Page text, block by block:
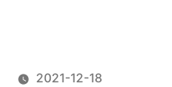
2021-12-18